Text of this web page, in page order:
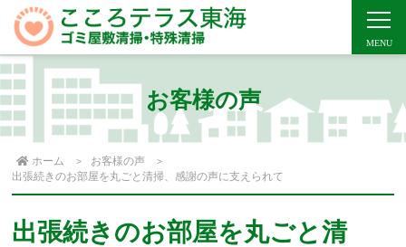
お客様の声
ホーム
お客様の声
出張続きのお部屋を丸ごと清掃、感謝の声に支えられて
出張続きのお部屋を丸ごと清